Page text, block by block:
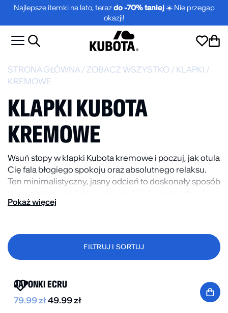
Najlepsze itemki na lato, terazdo -70% taniej☀️ Nie przegap
okazji!
STRONA GŁÓWNA / ZOBACZ WSZYSTKO / KLAPKI /
KREMOWE
KLAPKI KUBOTA
KREMOWE
Wsuń stopy w klapki Kubota kremowe i poczuj, jak otula
Cię fala błogiego spokoju oraz absolutnego relaksu.
Ten minimalistyczny, jasny odcień to doskonały sposób
przytulnego klimatu do Twojego domu. Kremowe
Pokaż więcej
FILTRUJ I SORTUJ
-40%
JAPONKI ECRU
79.99zł49.99zł